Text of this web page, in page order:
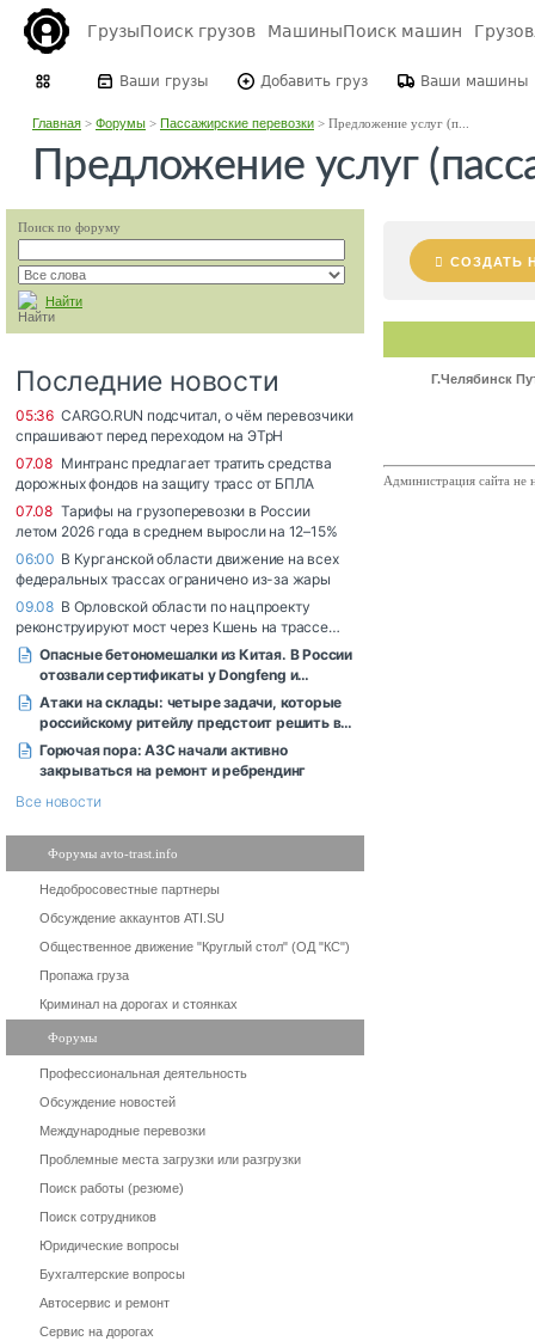
ГрузыПоиск грузов МашиныПоиск машин
Ваши грузы Добавить груз Ваши машины
Предложение услуг
Главная > Форумы > Пассажирские перевозки > Предложение услуг (п...
Поиск по форуму
Найти
Форумы avto-trast.info
Недобросовестные партнеры
Обсуждение аккаунтов ATI.SU
Общественное движение "Круглый стол" (ОД "КС")
Пропажа груза
Криминал на дорогах и стоянках
Форумы
Профессиональная деятельность
Обсуждение новостей
Международные перевозки
Проблемные места загрузки или разгрузки
Поиск работы (резюме)
Поиск сотрудников
Юридические вопросы
Бухгалтерские вопросы
Автосервис и ремонт
Сервис на дорогах
СОЗДАТЬ
Г.Челябинск
Администрация сайта не